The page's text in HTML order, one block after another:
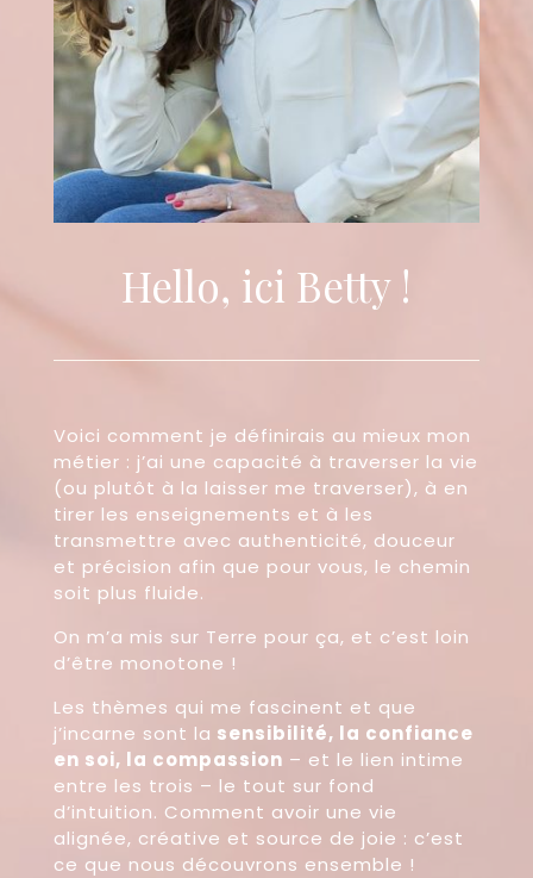
Hello, ici Betty !
Voici comment je définirais au mieux mon
métier : j’ai une capacité à traverser la vie
(ou plutôt à la laisser me traverser), à en
tirer les enseignements et à les
transmettre avec authenticité, douceur
et précision afin que pour vous, le chemin
soit plus fluide.
On m’a mis sur Terre pour ça, et c’est loin
d’être monotone !
Les thèmes qui me fascinent et que
j’incarne sont la sensibilité, la confiance
en soi, la compassion – et le lien intime
entre les trois – le tout sur fond
d’intuition. Comment avoir une vie
alignée, créative et source de joie : c’est
ce que nous découvrons ensemble !